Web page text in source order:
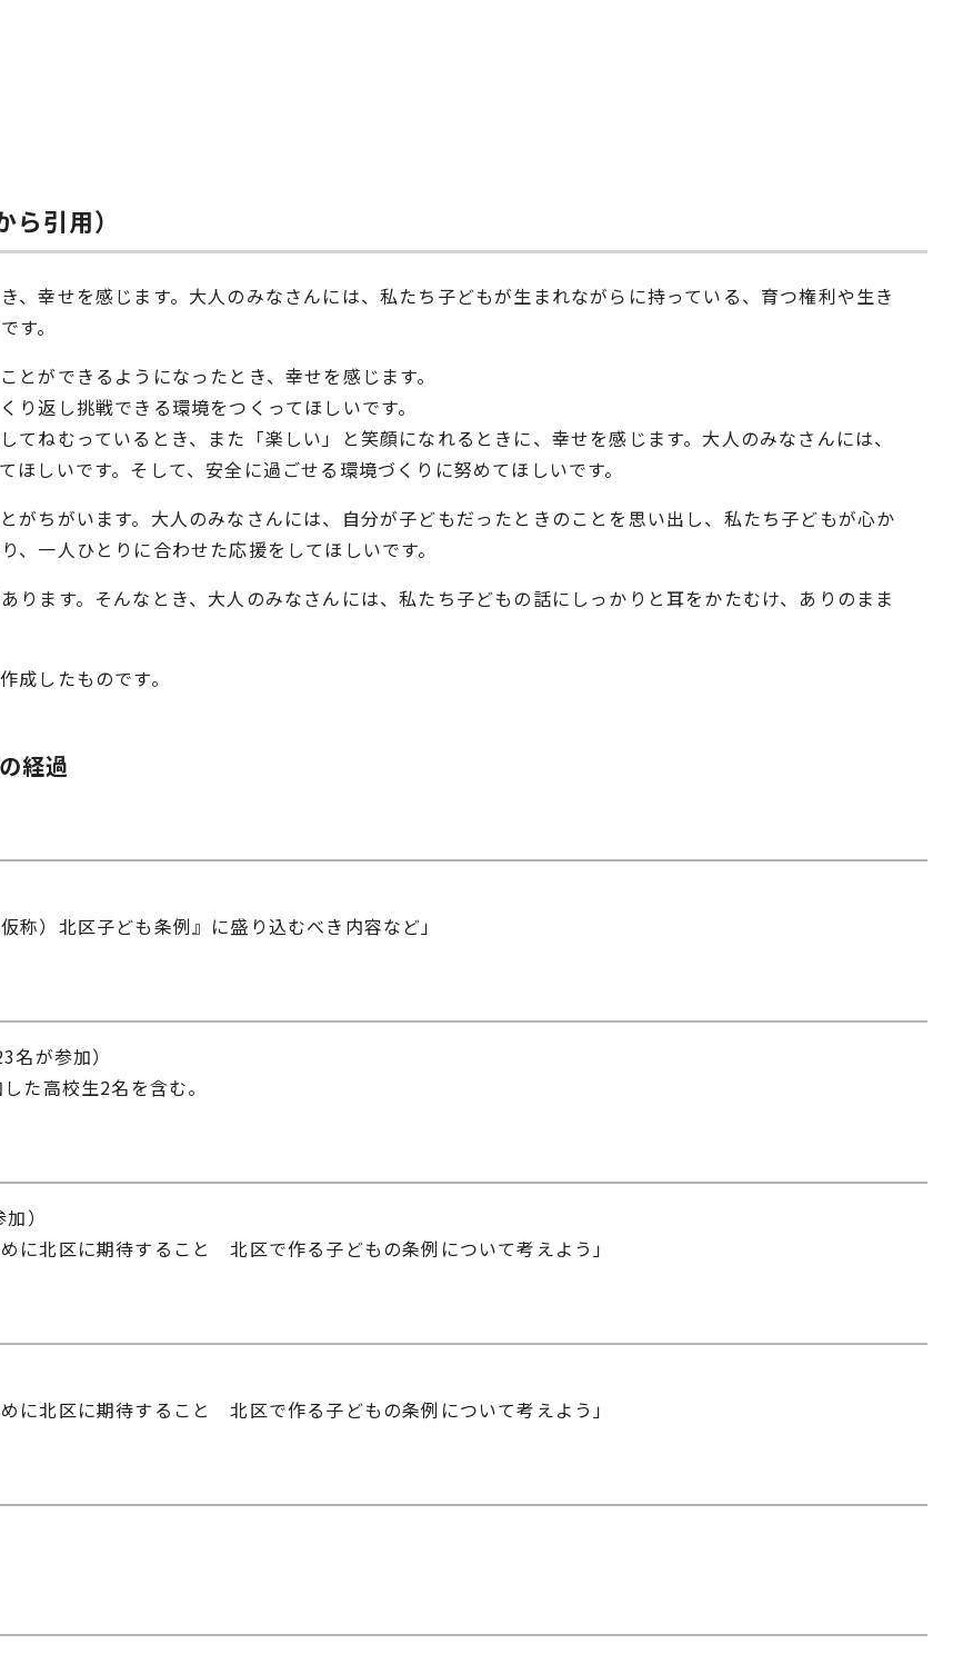
引用）
、幸せを感じます。大人のみなさんには、私たち子どもが生まれながらに持っている、育つ権利や生き
す。
ができるようになったとき、幸せを感じます。
返し挑戦できる環境をつくってほしいです。
ねむっているとき、また「楽しい」と笑顔になれるときに、幸せを感じます。大人のみなさんには、
しいです。そして、安全に過ごせる環境づくりに努めてほしいです。
がちがいます。大人のみなさんには、自分が子どもだったときのことを思い出し、私たち子どもが心か
一人ひとりに合わせた応援をしてほしいです。
ります。そんなとき、大人のみなさんには、私たち子どもの話にしっかりと耳をかたむけ、ありのまま
成したものです。
経過
称）北区子ども条例』に盛り込むべき内容など」
が参加）
た高校生2名を含む。
）
に北区に期待すること 北区で作る子どもの条例について考えよう」
に北区に期待すること 北区で作る子どもの条例について考えよう」